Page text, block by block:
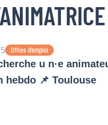
Offres d’emploi
u n·e
hebdo 📌 Toulouse